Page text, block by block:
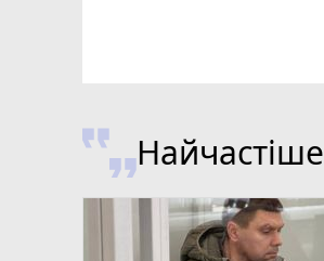
Найчастіше